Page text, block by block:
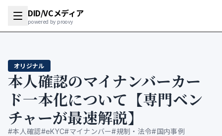
DID/VCメディア
powered by proovy
オリジナル
本人確認のマイナンバーカー
ド一本化について【専門ベン
チャーが最速解説】
#本人確認#eKYC#マイナンバー#規制・法令#国内事例